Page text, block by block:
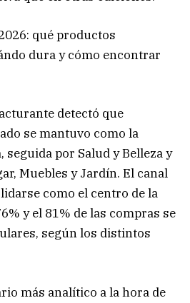
qué productos
dura y cómo encontrar
detectó que
se mantuvo como la
seguida por Salud y Belleza y
Muebles y Jardín. El canal
como el centro de la
y el 81% de las compras se
según los distintos
más analítico a la hora de